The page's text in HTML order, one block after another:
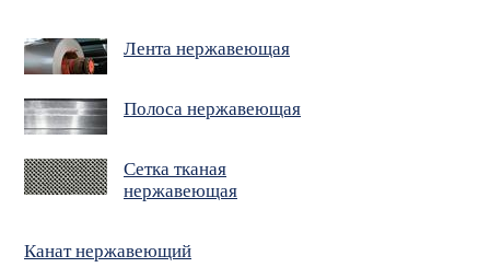
Лента нержавеющая
Полоса нержавеющая
Сетка тканая
нержавеющая
Канат нержавеющий